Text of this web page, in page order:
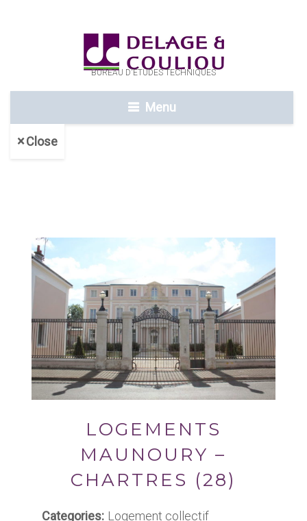
BUREAU D'ETUDES TECHNIQUES
Menu
Close
LOGEMENTS
MAUNOURY –
CHARTRES (28)
Categories: Logement collectif